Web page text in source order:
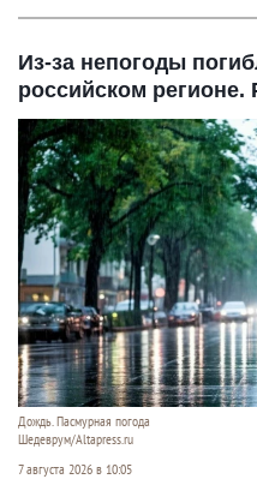
Из-за непогоды
российском
Дождь. Пасмурная погода
Шедеврум/Altapress.ru
7 августа 2026 в 10:05